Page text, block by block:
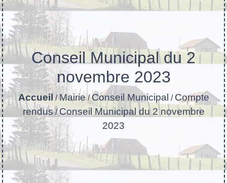
Conseil Municipal du 2
novembre 2023
Accueil/Mairie/Conseil Municipal / Compte
rendus/Conseil Municipal du 2 novembre
2023